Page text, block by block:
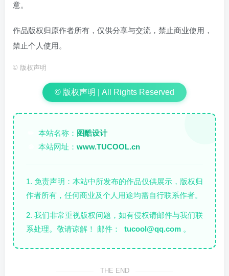
意。
作品版权归原作者所有，仅供分享与交流，禁止商业使用，
禁止个人使用。
© 版权声明
© 版权声明 | All Rights Reserved
本站名称： 图酷设计
本站网址： www.TUCOOL.cn
1. 免责声明：本站中所发布的作品仅供展示，版权归
作者所有，任何商业及个人用途均需自行联系作者。
2. 我们非常重视版权问题，如有侵权请邮件与我们联
系处理。敬请谅解！ 邮件：
tucool@qq.com 。
THE END